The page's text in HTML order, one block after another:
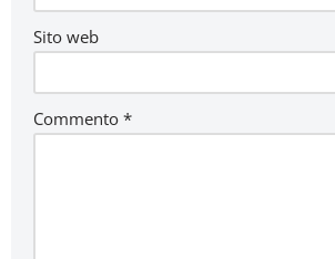
Sito web
Commento *